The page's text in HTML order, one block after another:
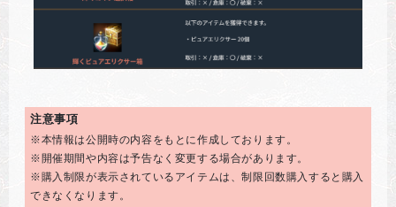
注意事項
※本情報は公開時の内容をもとに作成しております。
※開催期間や内容は予告なく変更する場合があります。
※購入制限が表示されているアイテムは、制限回数購入すると購入
できなくなります。